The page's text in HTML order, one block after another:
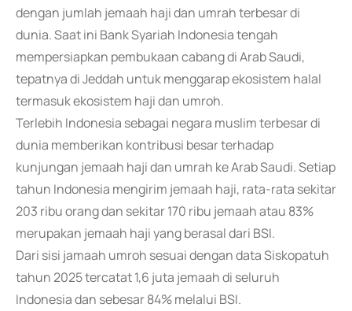
dengan jumlah jemaah haji dan umrah terbesar di
dunia. Saat ini Bank Syariah Indonesia tengah
mempersiapkan pembukaan cabang di Arab Saudi,
tepatnya di Jeddah untuk menggarap ekosistem halal
termasuk ekosistem haji dan umroh.
Terlebih Indonesia sebagai negara muslim terbesar di
dunia memberikan kontribusi besar terhadap
kunjungan jemaah haji dan umrah ke Arab Saudi. Setiap
tahun Indonesia mengirim jemaah haji, rata-rata sekitar
203 ribu orang dan sekitar 170 ribu jemaah atau 83%
merupakan jemaah haji yang berasal dari BSI.
Dari sisi jamaah umroh sesuai dengan data Siskopatuh
tahun 2025 tercatat 1,6 juta jemaah di seluruh
Indonesia dan sebesar 84% melalui BSI.